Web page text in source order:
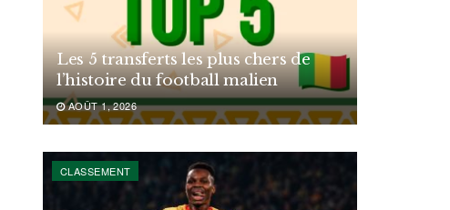
Les 5 transferts les plus chers de
l’histoire du football malien
AOÛT 1, 2026
CLASSEMENT